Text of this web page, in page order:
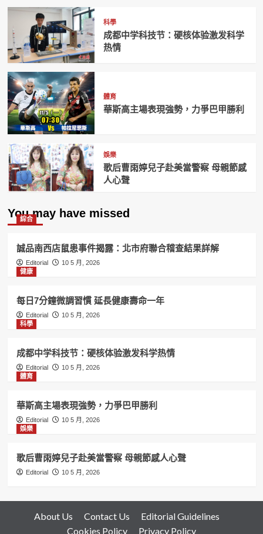
科學
成都中学科技节：硬核体验激发科学
热情
體育
華斯高主場表現強勢，力爭巴甲勝利
娛樂
歌后曹雨婷兒子赴美當警察 母親節感
人心聲
You may have missed
綜合
誠品南西店鼠患事件揭露：北市府聯合稽查結果詳解
Editorial
10 5 月, 2026
健康
每日7分鐘微調習慣 延長健康壽命一年
Editorial
10 5 月, 2026
科學
成都中学科技节：硬核体验激发科学热情
Editorial
10 5 月, 2026
體育
華斯高主場表現強勢，力爭巴甲勝利
Editorial
10 5 月, 2026
娛樂
歌后曹雨婷兒子赴美當警察 母親節感人心聲
Editorial 10 5 月, 2026
About Us Contact Us
Editorial Guidelines
Cookies Policy
Privacy Policy